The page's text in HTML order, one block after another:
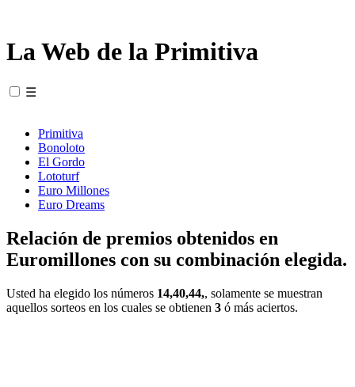
La Web de la Primitiva
☰
Primitiva
Bonoloto
El Gordo
Lototurf
Euro Millones
Euro Dreams
Relación de premios obtenidos en
Euromillones con su combinación elegida.
Usted ha elegido los números 14,40,44,, solamente se muestran
aquellos sorteos en los cuales se obtienen 3 ó más aciertos.